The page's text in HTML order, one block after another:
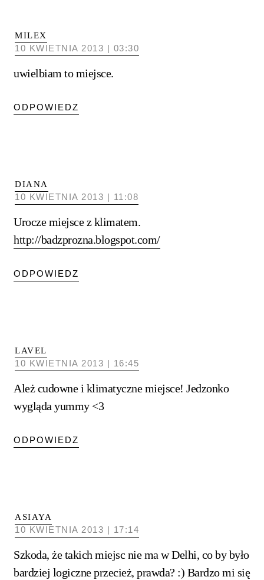
MILEX
10 KWIETNIA 2013 | 03:30
uwielbiam to miejsce.
ODPOWIEDZ
DIANA
10 KWIETNIA 2013 | 11:08
Urocze miejsce z klimatem.
http://badzprozna.blogspot.com/
ODPOWIEDZ
LAVEL
10 KWIETNIA 2013 | 16:45
Ależ cudowne i klimatyczne miejsce! Jedzonko
wygląda yummy <3
ODPOWIEDZ
ASIAYA
10 KWIETNIA 2013 | 17:14
Szkoda, że takich miejsc nie ma w Delhi, co by było
bardziej logiczne przecież, prawda? :) Bardzo mi się